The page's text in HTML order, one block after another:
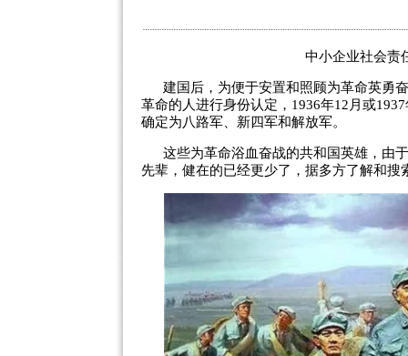
中小企业社会责
建国后，为便于安置和照顾为革命英勇
革命的人进行身份认定，1936年12月或
确定为八路军、新四军和解放军。
这些为革命浴血奋战的共和国英雄，由
先辈，健在的已经更少了，据多方了解和搜